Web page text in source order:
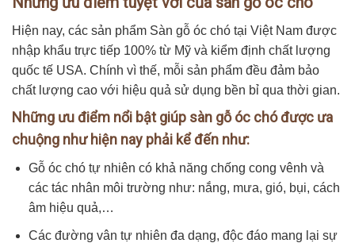
Hiện nay, các sản phẩm Sàn gỗ óc chó tại Việt Nam được
nhập khẩu trực tiếp 100% từ Mỹ và kiểm định chất lượng
quốc tế USA. Chính vì thế, mỗi sản phẩm đều đảm bảo
chất lượng cao với hiệu quả sử dụng bền bỉ qua thời gian.
Những ưu điểm nổi bật giúp sàn gỗ óc chó được ưa
chuộng như hiện nay phải kể đến như:
Gỗ óc chó tự nhiên có khả năng chống cong vênh và
các tác nhân môi trường như: nắng, mưa, gió, bụi, cách
âm hiệu quả,…
Các đường vân tự nhiên đa dạng, độc đáo mang lại sự